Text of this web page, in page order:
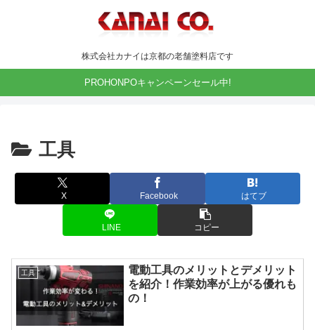
株式会社カナイは京都の老舗塗料店です
PROHONPOキャンペーンセール中!
工具
X Facebook はてブ
LINE コピー
工具
電動工具のメリットとデメリット
を紹介！作業効率が上がる優れも
の！